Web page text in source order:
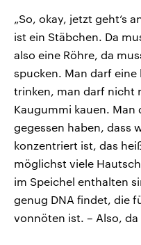
„So, okay, jetzt geht‘s
ist ein Stäbchen. Da
also eine Röhre, da
spucken. Man darf
trinken, man darf nicht
Kaugummi kauen.
gegessen haben, dass
konzentriert ist, das
möglichst viele
im Speichel enthalten
genug DNA findet, die
vonnöten ist. – Also, da